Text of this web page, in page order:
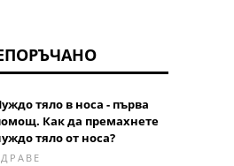
тяло в носа - първа
Как да премахнете
тяло от носа?